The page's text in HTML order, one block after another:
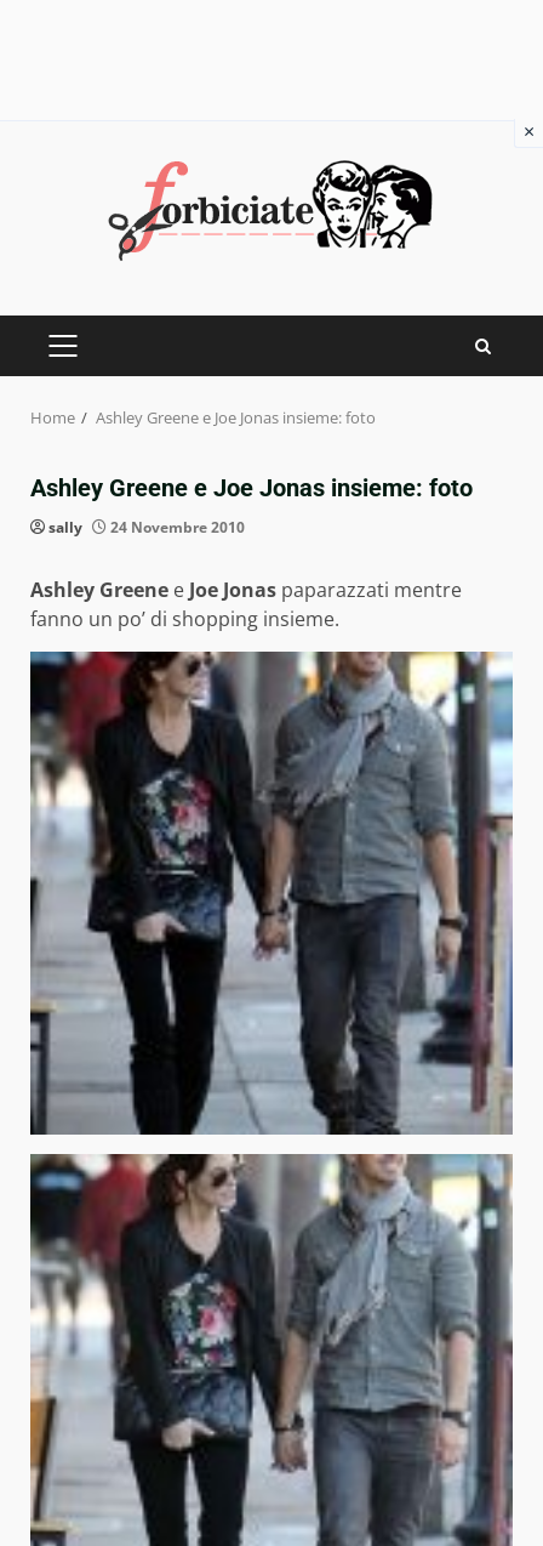
PRIMARY
Home Ashley Greene e Joe Jonas insieme: foto
Ashley Greene e Joe Jonas insieme: foto
sally 24 Novembre 2010
Ashley Greene e Joe Jonas paparazzati mentre
fanno un po’ di shopping insieme.
×